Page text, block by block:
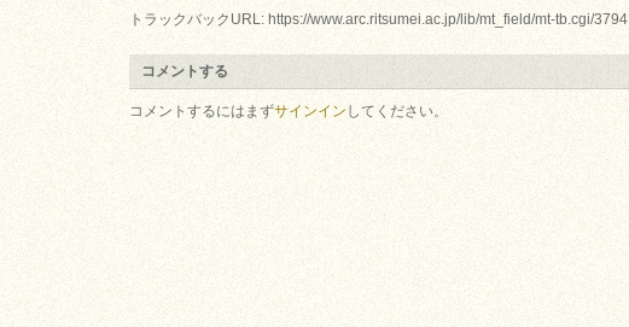
トラックバックURL: https://www.arc.ritsumei.ac.jp/lib/mt_field/mt-tb.cgi/3794
コメントする
コメントするにはまずサインイン してください。